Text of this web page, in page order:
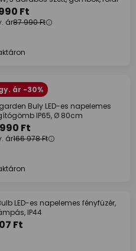
Ft
ár87 990 Ft
ár -30%
Buly LED-es napelemes
IP65, Ø 80cm
990 Ft
ár166 978 Ft
LED-es napelemes fényfüzér,
IP44
Ft